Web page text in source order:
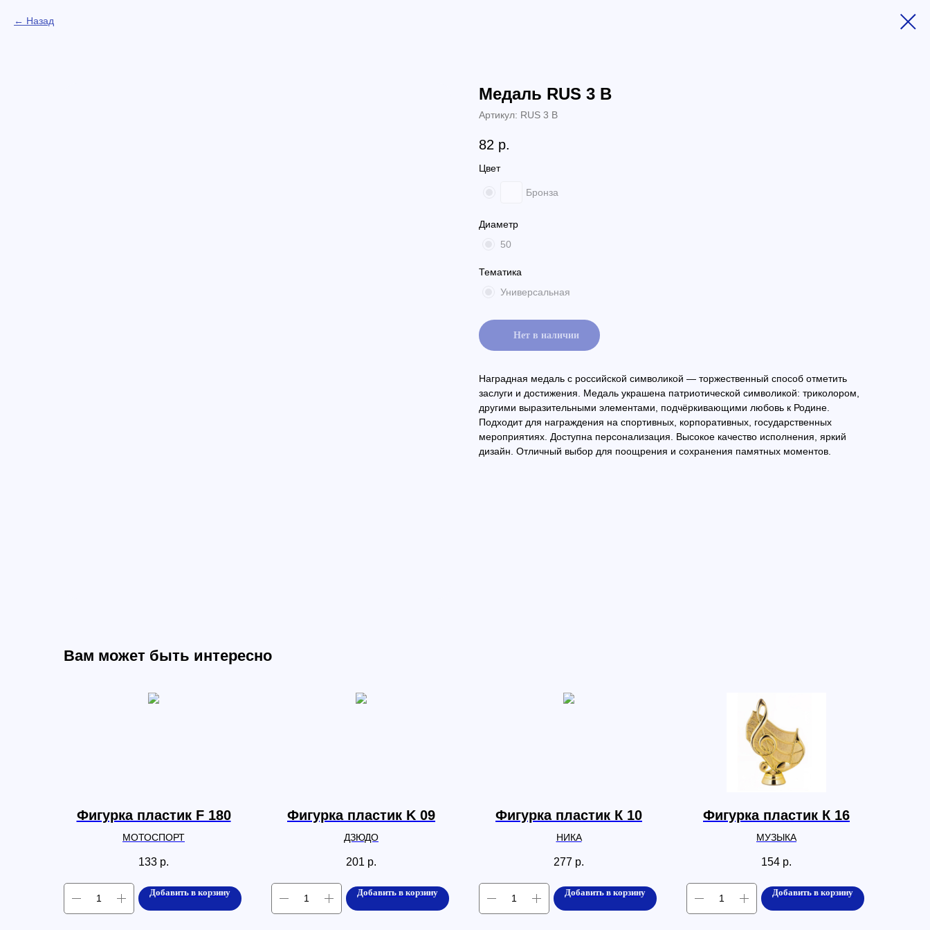
Назад
Медаль RUS 3 B
Артикул: RUS 3 B
82 р.
Цвет
Бронза
Диаметр
50
Тематика
Универсальная
Нет в наличии
Наградная медаль с российской символикой — торжественный способ отметить
заслуги и достижения. Медаль украшена патриотической символикой: триколором,
другими выразительными элементами, подчёркивающими любовь к Родине.
Подходит для награждения на спортивных, корпоративных, государственных
мероприятиях. Доступна персонализация. Высокое качество исполнения, яркий
дизайн. Отличный выбор для поощрения и сохранения памятных моментов.
Вам может быть интересно
Фигурка пластик F 180
МОТОСПОРТ
133 р.
Добавить в корзину
Фигурка пластик K 09
ДЗЮДО
201 р.
Добавить в корзину
Фигурка пластик К 10
НИКА
277 р.
Добавить в корзину
Фигурка пластик К 16
МУЗЫКА
154 р.
Добавить в корзину